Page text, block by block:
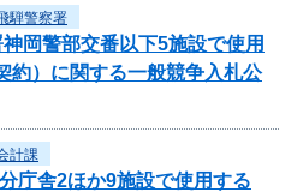
騨警察署
岡警部交番以下5施設で使用
約）に関する一般競争入札公
計課
庁舎2ほか9施設で使用する